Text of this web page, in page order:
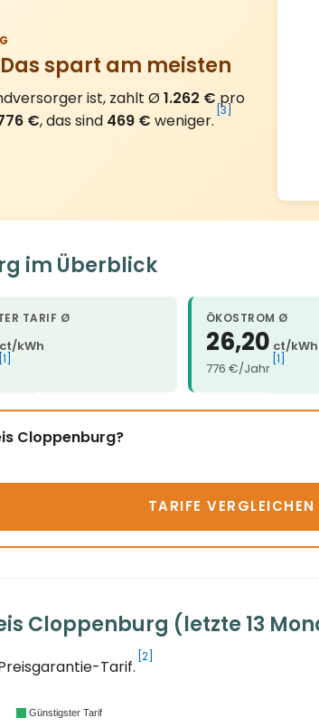
spart am meisten
ist, zahlt Ø1.262 €pro
€, das sind 469 € weniger. [3]
im Überblick
TARIF Ø
ct/kWh
[1]
ÖKOSTROM Ø
26,20 ct/kWh
776 €/Jahr
[1]
Cloppenburg?
TARIFE
Cloppenburg (letzte 13
Tarif. [2]